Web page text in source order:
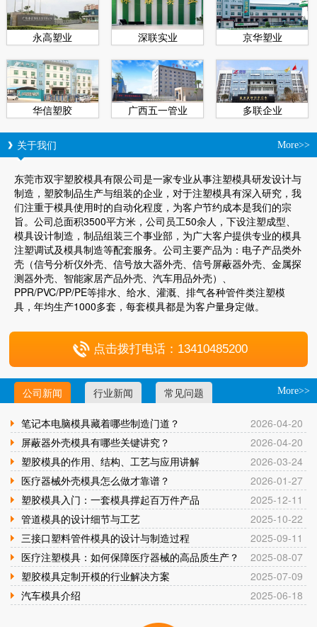
永高塑业 深联实业 京华塑业
华信塑胶 广西五一管业 多联企业
More>>
关于我们
东莞市双宇塑胶模具有限公司是一家专业从事注塑模具研发设计与
制造，塑胶制品生产与组装的企业，对于注塑模具有深入研究，我
们注重于模具使用时的自动化程度，为客户节约成本是我们的宗
旨。公司总面积3500平方米，公司员工50余人，下设注塑成型、
模具设计制造，制品组装三个事业部，为广大客户提供专业的模具
注塑调试及模具制造等配套服务。公司主要产品为：电子产品类外
壳（信号分析仪外壳、信号放大器外壳、信号屏蔽器外壳、金属探
测器外壳、智能家居产品外壳、汽车用品外壳）、
PPR/PVC/PP/PE等排水、给水、灌溉、排气各种管件类注塑模
具，年均生产1000多套，每套模具都是为客户量身定做。
点击拨打电话：13410485200
More>>
公司新闻 行业新闻 常见问题
2026-04-20
笔记本电脑模具藏着哪些制造门道？
2026-04-20
屏蔽器外壳模具有哪些关键讲究？
2026-03-24
塑胶模具的作用、结构、工艺与应用讲解
2026-01-27
医疗器械外壳模具怎么做才靠谱？
2025-12-11
塑胶模具入门：一套模具撑起百万件产品
2025-10-22
管道模具的设计细节与工艺
2025-09-11
三接口塑料管件模具的设计与制造过程
2025-08-07
医疗注塑模具：如何保障医疗器械的高品质生产？
2025-07-09
塑胶模具定制开模的行业解决方案
2025-06-18
汽车模具介绍